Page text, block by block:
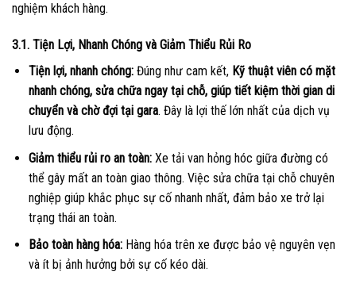
nghiệm khách hàng.
3.1. Tiện Lợi, Nhanh Chóng và Giảm Thiểu Rủi Ro
Tiện lợi, nhanh chóng:Đúng như cam kết, Kỹ thuật viên có mặt
nhanh chóng, sửa chữa ngay tại chỗ, giúp tiết kiệm thời gian di
chuyển và chờ đợi tại gara. Đây là lợi thế lớn nhất của dịch vụ
lưu động.
Giảm thiểu rủi ro an toàn:Xe tải van hỏng hóc giữa đường có
thể gây mất an toàn giao thông. Việc sửa chữa tại chỗ chuyên
nghiệp giúp khắc phục sự cố nhanh nhất, đảm bảo xe trở lại
trạng thái an toàn.
Bảo toàn hàng hóa:Hàng hóa trên xe được bảo vệ nguyên vẹn
và ít bị ảnh hưởng bởi sự cố kéo dài.